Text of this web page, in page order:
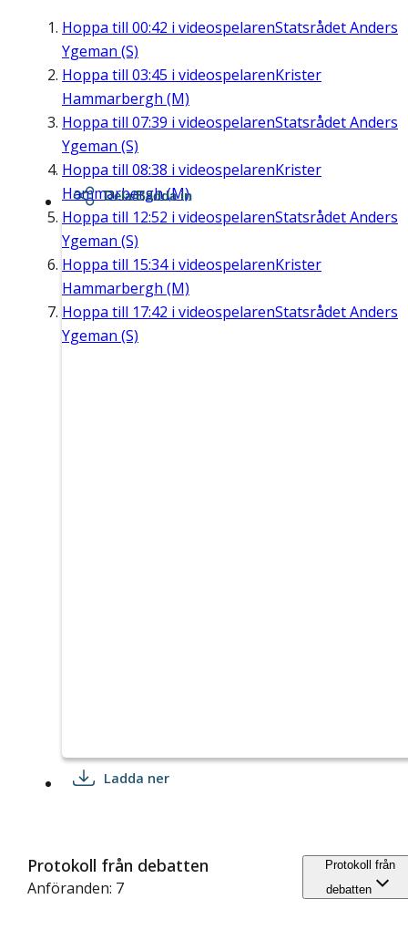
Hoppa till 00:42 i videospelarenStatsrådet Anders
Ygeman (S)
Hoppa till 03:45 i videospelarenKrister
Hammarbergh (M)
Hoppa till 07:39 i videospelarenStatsrådet Anders
Ygeman (S)
Hoppa till 08:38 i videospelarenKrister
Hammarbergh (M)
Hoppa till 12:52 i videospelarenStatsrådet Anders
Ygeman (S)
Hoppa till 15:34i videospelarenKrister
Hammarbergh (M)
Hoppa till 17:42 i videospelarenStatsrådet Anders
Ygeman (S)
Dela/Bädda in
Ladda ner
Protokoll från debatten
Anföranden: 7
Protokoll från
debatten